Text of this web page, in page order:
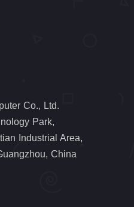
Co., Ltd.
Park,
Industrial Area,
China